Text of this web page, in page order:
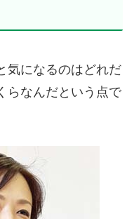
気になるのはどれだ
らなんだという点で